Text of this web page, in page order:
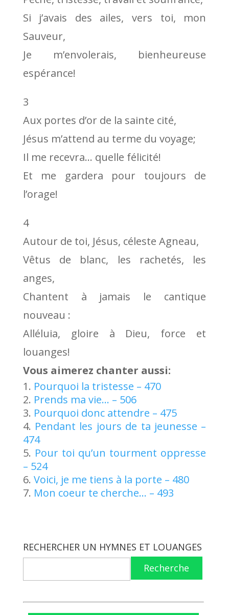
Si j’avais des ailes, vers toi, mon
Sauveur,
Je m’envolerais, bienheureuse
espérance!
3
Aux portes d’or de la sainte cité,
Jésus m’attend au terme du voyage;
Il me recevra… quelle félicité!
Et me gardera pour toujours de
l’orage!
4
Autour de toi, Jésus, céleste Agneau,
Vêtus de blanc, les rachetés, les
anges,
Chantent à jamais le cantique
nouveau :
Alléluia, gloire à Dieu, force et
louanges!
Vous aimerez chanter aussi:
Pourquoi la tristesse – 470
Prends ma vie… – 506
Pourquoi donc attendre – 475
Pendant les jours de ta jeunesse –
474
Pour toi qu’un tourment oppresse
– 524
Voici, je me tiens à la porte – 480
Mon coeur te cherche… – 493
RECHERCHER UN HYMNES ET LOUANGES
Recherche